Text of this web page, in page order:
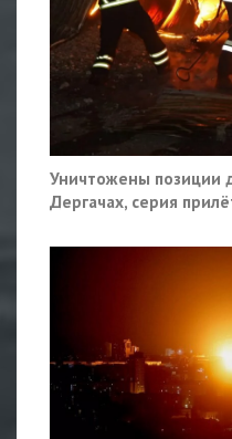
Уничтожены позиции
Дергачах, серия